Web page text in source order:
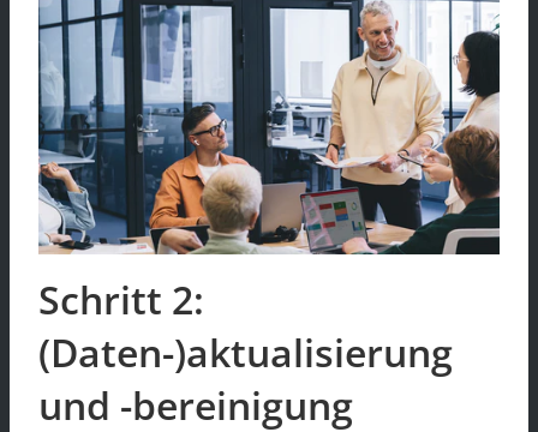
Schritt 2:
(Daten-)aktualisierung
und -bereinigung